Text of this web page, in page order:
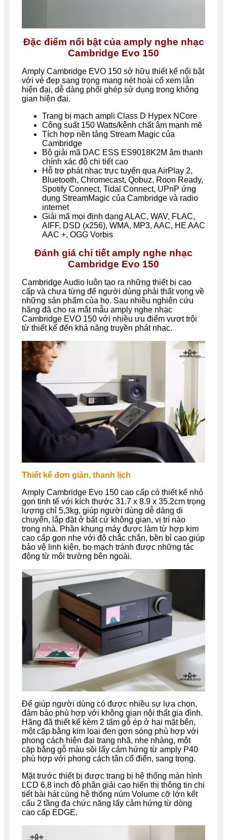
Đặc điểm nổi bật của amply nghe nhạc
Cambridge Evo 150
Amply Cambridge EVO 150 sở hữu thiết kế nổi bật
với vẻ đẹp sang trọng mang nét hoài cổ xem lẫn
hiện đại, dễ dàng phối ghép sử dụng trong không
gian hiện đại.
Trang bị mạch ampli Class D Hypex NCore
Công suất 150 Watts/kênh chất âm mạnh mẽ
Tích hợp nền tảng Stream Magic của
Cambridge
Bộ giải mã DAC ESS ES9018K2M âm thanh
chính xác độ chi tiết cao
Hỗ trợ phát nhạc trực tuyến qua AirPlay 2,
Bluetooth, Chromecast, Qobuz, Roon Ready,
Spotify Connect, Tidal Connect, UPnP ứng
dụng StreamMagic của Cambridge và radio
internet
Giải mã mọi định dạng ALAC, WAV, FLAC,
AIFF, DSD (x256), WMA, MP3, AAC, HE AAC
AAC +, OGG Vorbis
Đánh giá chi tiết amply nghe nhạc
Cambridge Evo 150
Cambridge Audio luôn tạo ra những thiết bị cao
cấp và chưa từng để người dùng phải thất vọng về
những sản phẩm của họ. Sau nhiều nghiên cứu
hãng đã cho ra mắt mẫu amply nghe nhạc
Cambridge EVO 150 với nhiều ưu điểm vượt trội
từ thiết kế đến khả năng truyền phát nhạc.
Thiết kế đơn giản, thanh lịch
Amply Cambridge Evo 150 cao cấp có thiết kế nhỏ
gọn tinh tế với kích thước 31.7 x 8.9 x 35.2cm trọng
lượng chỉ 5,3kg, giúp người dùng dễ dàng di
chuyển, lắp đặt ở bất cứ không gian, vị trí nào
trong nhà. Phần khung máy được làm từ hợp kim
cao cấp gọn nhẹ với độ chắc chắn, bền bỉ cao giúp
bảo vệ linh kiện, bo mạch tránh được những tác
động từ môi trường bên ngoài.
Để giúp người dùng có được nhiều sự lựa chọn,
đảm bảo phù hợp với không gian nội thất gia đình.
Hãng đã thiết kế kèm 2 tấm gỗ ép ở hai mặt bên,
một cặp bằng kim loại đen gợn sóng phù hợp với
phong cách hiện đại trang nhã, nhẹ nhàng, một
cặp bằng gỗ màu sồi lấy cảm hứng từ amply P40
phù hợp với phong cách tân cổ điển, sang trọng.
Mặt trước thiết bị được trang bị hệ thống màn hình
LCD 6,8 inch độ phân giải cao hiển thị thông tin chi
tiết bài hát cùng hệ thống núm Volume cỡ lớn kết
cấu 2 tầng đa chức năng lấy cảm hứng từ dòng
cao cấp EDGE.